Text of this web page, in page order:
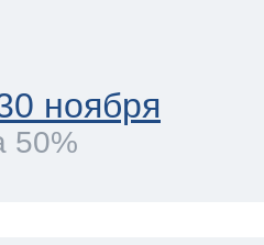
ноября
50%